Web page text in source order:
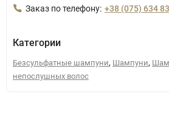
Заказ по телефону: +38 (075) 634
Категории
Безсульфатные шампуни, Шампуни,
непослушных волос